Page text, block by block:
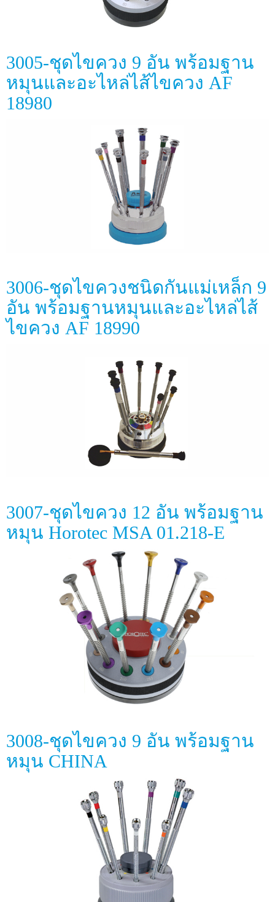
3005-ชุดไขควง 9 อัน พร้อมฐาน
หมุนและอะไหล่ไส้ไขควง AF
18980
3006-ชุดไขควงชนิดกันแม่เหล็ก 9
อัน พร้อมฐานหมุนและอะไหล่ไส้
ไขควง AF 18990
3007-ชุดไขควง 12 อัน พร้อมฐาน
หมุน Horotec MSA 01.218-E
3008-ชุดไขควง 9 อัน พร้อมฐาน
หมุน CHINA